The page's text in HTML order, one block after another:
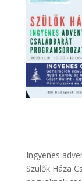
Ingyenes
Szülők Háza